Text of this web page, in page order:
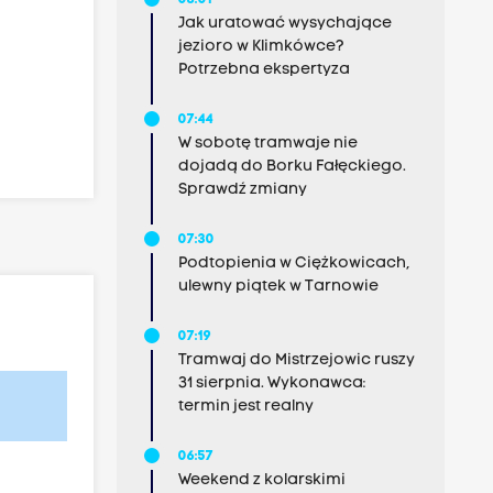
Jak uratować wysychające
jezioro w Klimkówce?
Potrzebna ekspertyza
07:44
W sobotę tramwaje nie
dojadą do Borku Fałęckiego.
Sprawdź zmiany
07:30
Podtopienia w Ciężkowicach,
ulewny piątek w Tarnowie
07:19
Tramwaj do Mistrzejowic ruszy
31 sierpnia. Wykonawca:
termin jest realny
06:57
Weekend z kolarskimi